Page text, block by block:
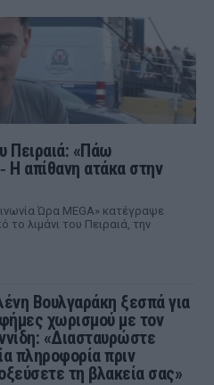
Πειραιά: «Πάω
Η απίθανη ατάκα στην
Ώρα MEGA» κατέγραψε
το λιμάνι του Πειραιά, την
Βουλγαράκη ξεσπά για
χωρισμού με τον
«Διασταυρώστε
πληροφορία πριν
τη βλακεία σας»